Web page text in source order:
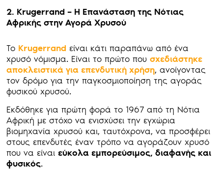
2. Krugerrand – Η Επανάσταση της Νότιας
Αφρικής στην Αγορά Χρυσού
Το Krugerrand είναι κάτι παραπάνω από ένα
χρυσό νόμισμα. Είναι το πρώτο πουσχεδιάστηκε
αποκλειστικά για επενδυτική χρήση, ανοίγοντας
τον δρόμο για την παγκοσμιοποίηση της αγοράς
φυσικού χρυσού.
Εκδόθηκε για πρώτη φορά το 1967 από τη Νότια
Αφρική με στόχο να ενισχύσει την εγχώρια
βιομηχανία χρυσού και, ταυτόχρονα, να προσφέρει
στους επενδυτές έναν τρόπο να αγοράζουν χρυσό
που να είναιεύκολα εμπορεύσιμος, διαφανής και
φυσικός.